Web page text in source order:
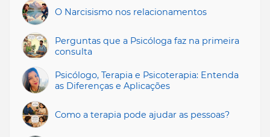
O Narcisismo nos relacionamentos
Perguntas que a Psicóloga faz na primeira
consulta
Psicólogo, Terapia e Psicoterapia: Entenda
as Diferenças e Aplicações
Como a terapia pode ajudar as pessoas?